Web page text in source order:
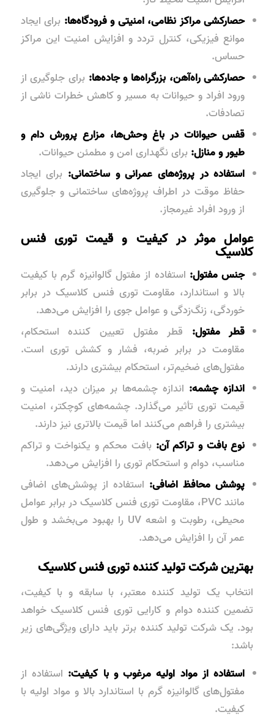
حصارکشی مراکز نظامی، امنیتی و فرودگاه‌ها: برای ایجاد
موانع فیزیکی، کنترل تردد و افزایش امنیت این مراکز
حساس.
حصارکشی راه‌آهن، بزرگراه‌ها و جاده‌ها: برای جلوگیری از
ورود افراد و حیوانات به مسیر و کاهش خطرات ناشی از
تصادفات.
قفس حیوانات در باغ وحش‌ها، مزارع پرورش دام و
طیور و منازل: برای نگهداری امن و مطمئن حیوانات.
استفاده در پروژه‌های عمرانی و ساختمانی: برای ایجاد
حفاظ موقت در اطراف پروژه‌های ساختمانی و جلوگیری
از ورود افراد غیرمجاز.
عوامل موثر در کیفیت و قیمت توری فنس
کلاسیک
جنس مفتول: استفاده از مفتول گالوانیزه گرم با کیفیت
بالا و استاندارد، مقاومت توری فنس کلاسیک در برابر
خوردگی، زنگ‌زدگی و عوامل جوی را افزایش می‌دهد.
قطر مفتول: قطر مفتول تعیین کننده استحکام،
مقاومت در برابر ضربه، فشار و کشش توری است.
مفتول‌های ضخیم‌تر، استحکام بیشتری دارند.
اندازه چشمه: اندازه چشمه‌ها بر میزان دید، امنیت و
قیمت توری تأثیر می‌گذارد. چشمه‌های کوچکتر، امنیت
بیشتری را فراهم می‌کنند اما قیمت بالاتری نیز دارند.
نوع بافت و تراکم آن: بافت محکم و یکنواخت و تراکم
مناسب، دوام و استحکام توری را افزایش می‌دهد.
پوشش محافظ اضافی: استفاده از پوشش‌های اضافی
مانند PVC، مقاومت توری فنس کلاسیک در برابر عوامل
محیطی، رطوبت و اشعه UV را بهبود می‌بخشد و طول
عمر آن را افزایش می‌دهد.
بهترین شرکت تولید کننده توری فنس کلاسیک
انتخاب یک تولید کننده معتبر، با سابقه و با کیفیت،
تضمین کننده دوام و کارایی توری فنس کلاسیک خواهد
بود. یک شرکت تولید کننده برتر باید دارای ویژگی‌های زیر
باشد:
استفاده از مواد اولیه مرغوب و با کیفیت: استفاده از
مفتول‌های گالوانیزه گرم با استاندارد بالا و مواد اولیه با
کیفیت.